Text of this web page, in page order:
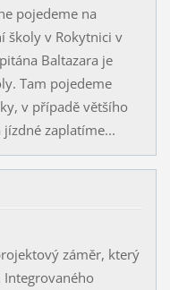
pojedeme na
školy v Rokytnici v
Baltazara je
Tam pojedeme
v případě většího
zaplatíme...
záměr, který